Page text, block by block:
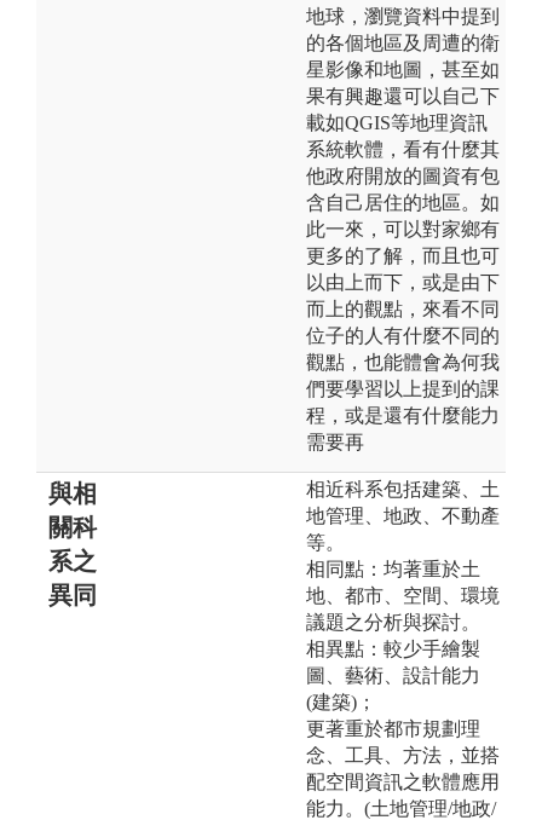
地球，瀏覽資料中提到
的各個地區及周遭的衛
星影像和地圖，甚至如
果有興趣還可以自己下
載如QGIS等地理資訊
系統軟體，看有什麼其
他政府開放的圖資有包
含自己居住的地區。如
此一來，可以對家鄉有
更多的了解，而且也可
以由上而下，或是由下
而上的觀點，來看不同
位子的人有什麼不同的
觀點，也能體會為何我
們要學習以上提到的課
程，或是還有什麼能力
需要再
與相
關科
系之
異同
相近科系包括建築、土
地管理、地政、不動產
等。
相同點：均著重於土
地、都市、空間、環境
議題之分析與探討。
相異點：較少手繪製
圖、藝術、設計能力
(建築)；
更著重於都市規劃理
念、工具、方法，並搭
配空間資訊之軟體應用
能力。(土地管理/地政/